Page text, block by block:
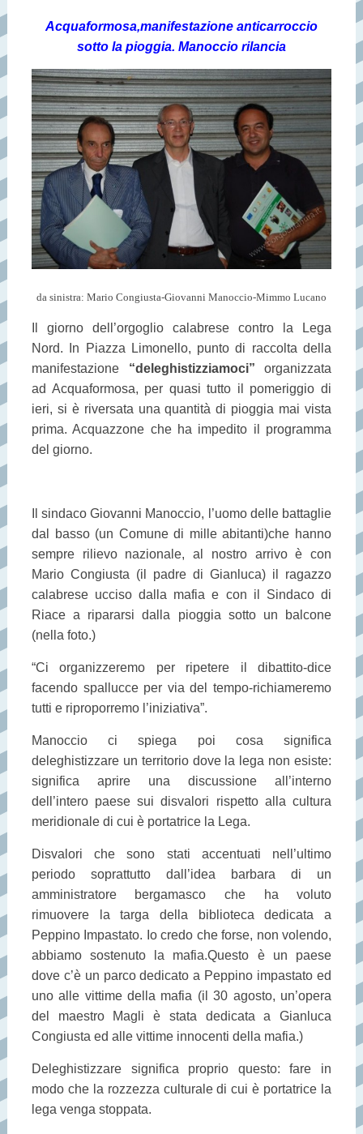
Acquaformosa,manifestazione anticarroccio
sotto la pioggia. Manoccio rilancia
da sinistra: Mario Congiusta-Giovanni Manoccio-Mimmo Lucano
Il giorno dell’orgoglio calabrese contro la Lega
Nord. In Piazza Limonello, punto di raccolta della
manifestazione “deleghistizziamoci” organizzata
ad Acquaformosa, per quasi tutto il pomeriggio di
ieri, si è riversata una quantità di pioggia mai vista
prima. Acquazzone che ha impedito il programma
del giorno.
Il sindaco Giovanni Manoccio, l’uomo delle battaglie
dal basso (un Comune di mille abitanti)che hanno
sempre rilievo nazionale, al nostro arrivo è con
Mario Congiusta (il padre di Gianluca) il ragazzo
calabrese ucciso dalla mafia e con il Sindaco di
Riace a ripararsi dalla pioggia sotto un balcone
(nella foto.)
“Ci organizzeremo per ripetere il dibattito-dice
facendo spallucce per via del tempo-richiameremo
tutti e riproporremo l’iniziativa”.
Manoccio ci spiega poi cosa significa
deleghistizzare un territorio dove la lega non esiste:
significa aprire una discussione all’interno
dell’intero paese sui disvalori rispetto alla cultura
meridionale di cui è portatrice la Lega.
Disvalori che sono stati accentuati nell’ultimo
periodo soprattutto dall’idea barbara di un
amministratore bergamasco che ha voluto
rimuovere la targa della biblioteca dedicata a
Peppino Impastato. Io credo che forse, non volendo,
abbiamo sostenuto la mafia.Questo è un paese
dove c’è un parco dedicato a Peppino impastato ed
uno alle vittime della mafia (il 30 agosto, un’opera
del maestro Magli è stata dedicata a Gianluca
Congiusta ed alle vittime innocenti della mafia.)
Deleghistizzare significa proprio questo: fare in
modo che la rozzezza culturale di cui è portatrice la
lega venga stoppata.